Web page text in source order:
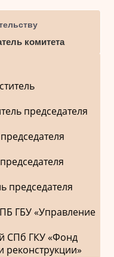
комитета
председателя
председателя
ГБУ «Управление
СПб ГКУ «Фонд
реконструкции»